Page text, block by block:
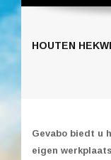
HOUTEN
Gevabo biedt u
eigen